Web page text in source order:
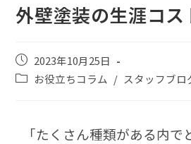
外壁塗装の生涯コス
2023年10月25日
お役立ちコラム / スタッフブロ
「たくさん種類がある内